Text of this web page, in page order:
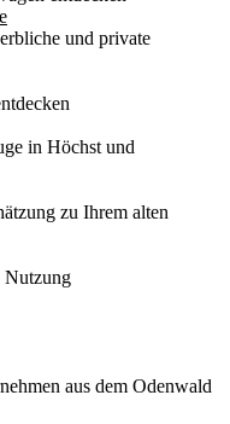
und private
in Höchst und
zu Ihrem alten
Nutzung
aus dem Odenwald